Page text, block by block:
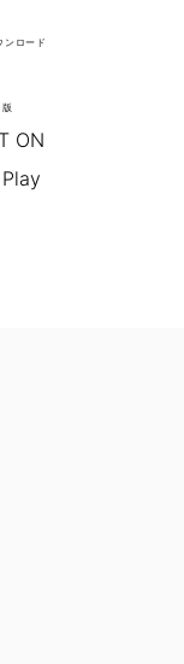
ンロード